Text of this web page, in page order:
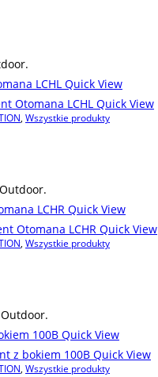
Quick View
Quick View
, Wszystkie produkty
Quick View
Quick View
, Wszystkie produkty
Quick View
Quick View
, Wszystkie produkty